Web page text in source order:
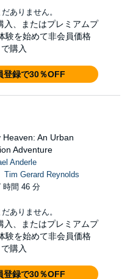
ass-kicking.
life is about to throw him a
packed adventure that
and laughing at just how
you, I don't suggest
ありません。
入、またはプレミアムプ
験を始めて非会員価格
購入
登録で30％OFF
Heaven: An Urban
Adventure
Anderle
Tim Gerard Reynolds
時間 46 分
ありません。
入、またはプレミアムプ
験を始めて非会員価格
購入
登録で30％OFF